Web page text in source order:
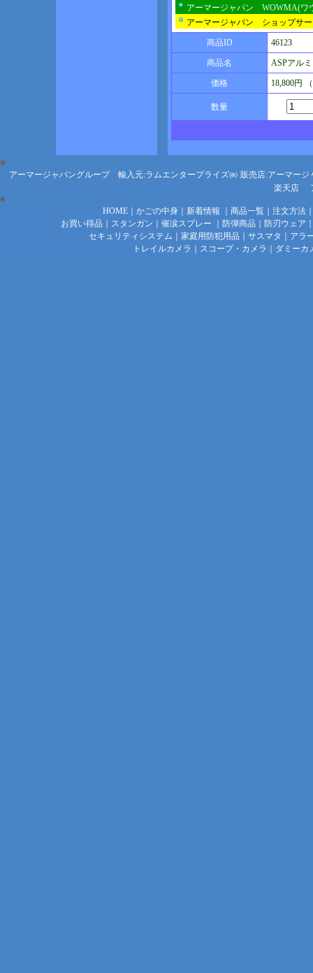
アーマージャパン WOWMA(ワ
アーマージャパン ショップサ
商品ID 46123
商品名 ASPアル
価格 18,800円
数量
アーマージャパングループ 輸入元:ラムエンタープライズ㈱ 販売店:アーマージ
楽天店
HOME｜ かごの中身｜ 新着情報 商品一覧｜ 注文方法
お買い得品
スタンガン 催涙スプレー 防弾商品 防刃ウェア
セキュリティシステム
家庭用防犯用品 サスマタ
アラ
トレイルカメラ
スコープ・カメラ ダミーカ